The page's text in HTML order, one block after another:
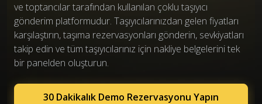
ve toptancılar tarafından kullanılan çoklu taşıyıcı
gönderim platformudur. Taşıyıcılarınızdan gelen fiyatları
karşılaştırın, taşıma rezervasyonları gönderin, sevkiyatları
takip edin ve tüm taşıyıcılarınız için nakliye belgelerini tek
bir panelden oluşturun.
30 Dakikalık Demo Rezervasyonu Yapın